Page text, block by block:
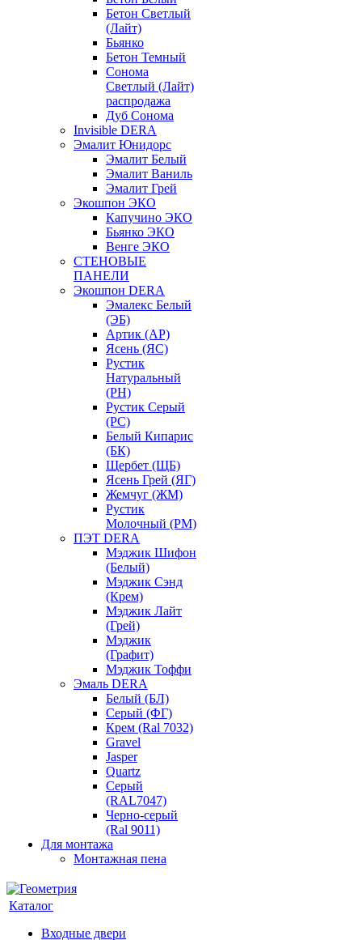
Бетон Светлый
(Лайт)
Бьянко
Бетон Темный
Сонома
Светлый (Лайт)
распродажа
Дуб Сонома
Invisible DERA
Эмалит Юнидорс
Эмалит Белый
Эмалит Ваниль
Эмалит Грей
Экошпон ЭКО
Капучино ЭКО
Бьянко ЭКО
Венге ЭКО
СТЕНОВЫЕ
ПАНЕЛИ
Экошпон DERA
Эмалекс Белый
(ЭБ)
Артик (АР)
Ясень (ЯС)
Рустик
Натуральный
(РН)
Рустик Серый
(РС)
Белый Кипарис
(БК)
Щербет (ЩБ)
Ясень Грей (ЯГ)
Жемчуг (ЖМ)
Рустик
Молочный (РМ)
ПЭТ DERA
Мэджик Шифон
(Белый)
Мэджик Сэнд
(Крем)
Мэджик Лайт
(Грей)
Мэджик
(Графит)
Мэджик Тоффи
Эмаль DERA
Белый (БЛ)
Серый (ФГ)
Крем (Ral 7032)
Gravel
Jasper
Quartz
Серый
(RAL7047)
Черно-серый
(Ral 9011)
Для монтажа
Монтажная пена
Каталог
Входные двери